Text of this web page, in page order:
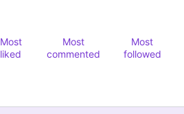
Most
liked
Most
commented
Most
followed